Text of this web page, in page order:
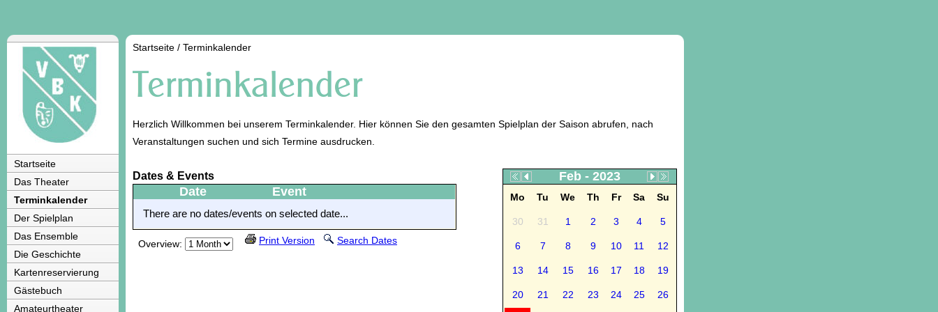
Startseite
Das Theater
Terminkalender
Der Spielplan
Das Ensemble
Die Geschichte
Kartenreservierung
Gästebuch
Amateurtheater
Startseite / Terminkalender
Herzlich Willkommen bei unserem Terminkalender. Hier können Sie den gesamten Spielplan der Saison abrufen, nach
Veranstaltungen suchen und sich Termine ausdrucken.
Dates & Events
Date Event
There are no dates/events on selected date...
Overview: Print Version Search Dates
Feb - 2023
Mo Tu We Th Fr Sa Su
30 31 1 2 3 4 5
6 7 8 9 10 11 12
13 14 15 16 17 18 19
20 21 22 23 24 25 26